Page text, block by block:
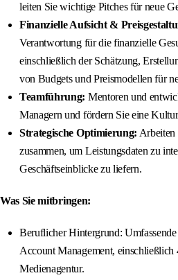
leiten Sie wichtige Pitches für neue
Finanzielle Aufsicht &
Verantwortung für die finanzielle
einschließlich der Schätzung,
von Budgets und Preismodellen für
Teamführung: Mentoren und
Managern und fördern Sie eine
Strategische Optimierung: Arbeiten
zusammen, um Leistungsdaten zu
Geschäftseinblicke zu liefern.
Was Sie mitbringen:
Beruflicher Hintergrund:
Account Management, einschließlich
Medienagentur.